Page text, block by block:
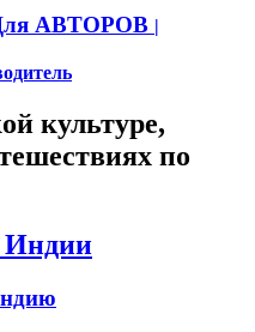
АВТОРОВ |
культуре,
по
Индии